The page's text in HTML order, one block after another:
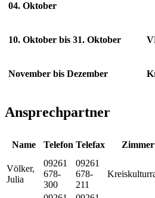
04. Oktober
10. Oktober bis 31. Oktober
November bis Dezember
Ansprechpartner
Name Telefon Telefax Zimmer
Völker,
Julia
09261
678-
300
09261
678-
211